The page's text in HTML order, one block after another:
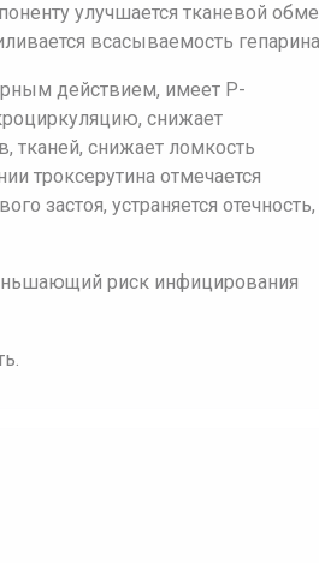
улучшается тканевой
всасываемость
действием, имеет Р-
снижает
тканей, снижает ломкость
троксерутина отмечается
застоя, устраняется отечность,
риск инфицирования